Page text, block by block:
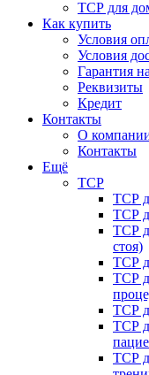
ТСР для
Как купить
Условия
Условия
Гарантия
Реквизиты
Кредит
Контакты
О
Контакты
Ещё
ТСР
ТСР
ТСР
ТСР
стоя)
ТСР
ТСР
ТСР
ТСР
ТСР